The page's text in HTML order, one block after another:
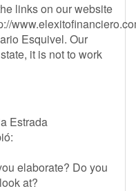
links on our website
Esquivel. Our
it is not to work
Estrada
elaborate? Do you
at?